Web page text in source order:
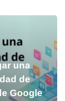
una
de
Google